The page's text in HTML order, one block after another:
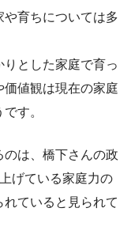
育ちについては多
とした家庭で育っ
値観は現在の家庭
す。
のは、橋下さんの政
げている家庭力の
ていると見られて